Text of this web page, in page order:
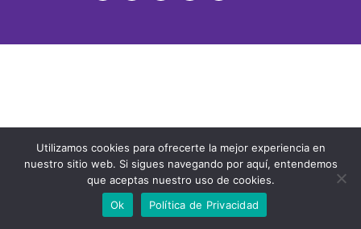
Utilizamos cookies para ofrecerte la mejor experiencia en
nuestro sitio web. Si sigues navegando por aquí, entendemos
que aceptas nuestro uso de cookies.
Ok
Política de Privacidad